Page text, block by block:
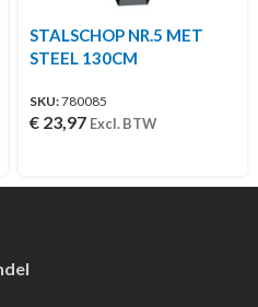
STALSCHOP NR.5 MET
STEEL 130CM
SKU:780085
€ 23,97 Excl. BTW